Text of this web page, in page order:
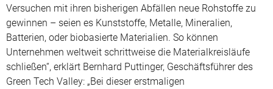
Versuchen mit ihren bisherigen Abfällen neue Rohstoffe zu
gewinnen – seien es Kunststoffe, Metalle, Mineralien,
Batterien, oder biobasierte Materialien. So können
Unternehmen weltweit schrittweise die Materialkreisläufe
schließen“, erklärt Bernhard Puttinger, Geschäftsführer des
Green Tech Valley: „Bei dieser erstmaligen